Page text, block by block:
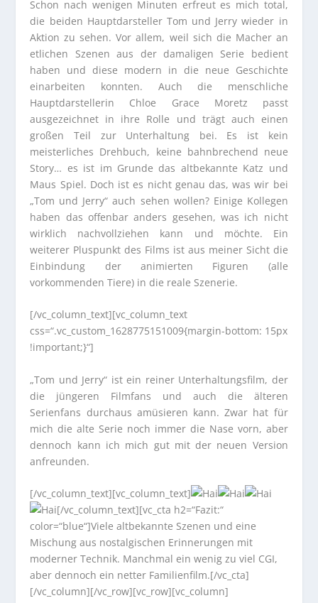
Schon nach wenigen Minuten erfreut es mich total,
die beiden Hauptdarsteller Tom und Jerry wieder in
Aktion zu sehen. Vor allem, weil sich die Macher an
etlichen Szenen aus der damaligen Serie bedient
haben und diese modern in die neue Geschichte
einarbeiten konnten. Auch die menschliche
Hauptdarstellerin Chloe Grace Moretz passt
ausgezeichnet in ihre Rolle und trägt auch einen
großen Teil zur Unterhaltung bei. Es ist kein
meisterliches Drehbuch, keine bahnbrechend neue
Story… es ist im Grunde das altbekannte Katz und
Maus Spiel. Doch ist es nicht genau das, was wir bei
„Tom und Jerry“ auch sehen wollen? Einige Kollegen
haben das offenbar anders gesehen, was ich nicht
wirklich nachvollziehen kann und möchte. Ein
weiterer Pluspunkt des Films ist aus meiner Sicht die
Einbindung der animierten Figuren (alle
vorkommenden Tiere) in die reale Szenerie.
[/vc_column_text][vc_column_text
css=“.vc_custom_1628775151009{margin-bottom: 15px
!important;}“]
„Tom und Jerry“ ist ein reiner Unterhaltungsfilm, der
die jüngeren Filmfans und auch die älteren
Serienfans durchaus amüsieren kann. Zwar hat für
mich die alte Serie noch immer die Nase vorn, aber
dennoch kann ich mich gut mit der neuen Version
anfreunden.
[/vc_column_text][vc_column_text]
[/vc_column_text][vc_cta h2=“Fazit:“
color=“blue“]Viele altbekannte Szenen und eine
Mischung aus nostalgischen Erinnerungen mit
moderner Technik. Manchmal ein wenig zu viel CGI,
aber dennoch ein netter Familienfilm.[/vc_cta]
[/vc_column][/vc_row][vc_row][vc_column]